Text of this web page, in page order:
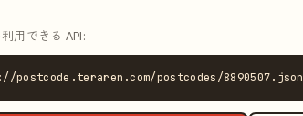
用できる API:
postcode.teraren.com/postcodes/8890507.json